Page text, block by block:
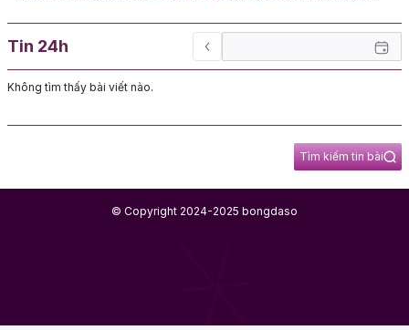
Tin 24h
Không tìm thấy bài viết nào.
Tìm kiếm tin bài
© Copyright 2024-2025 bongdaso